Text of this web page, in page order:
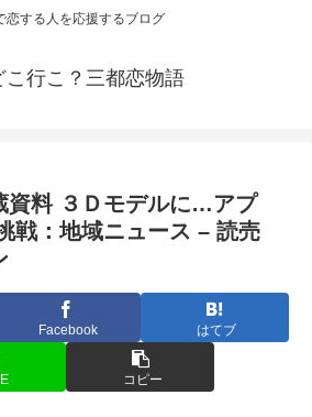
恋する人を応援するブログ
こ行こ？三都恋物語
資料 ３Ｄモデルに…アプ
戦：地域ニュース – 読売
Facebook はてブ
コピー